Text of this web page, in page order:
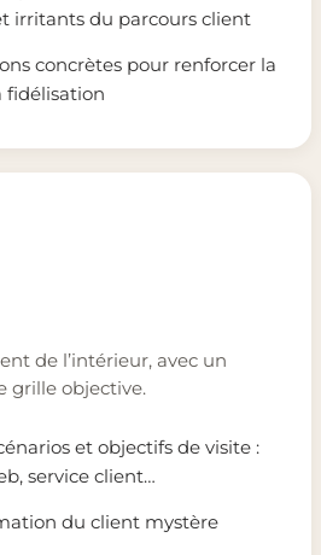
irritants du parcours client
concrètes pour renforcer la
fidélisation
de l’intérieur, avec un
grille objective.
et objectifs de visite :
service client…
du client mystère